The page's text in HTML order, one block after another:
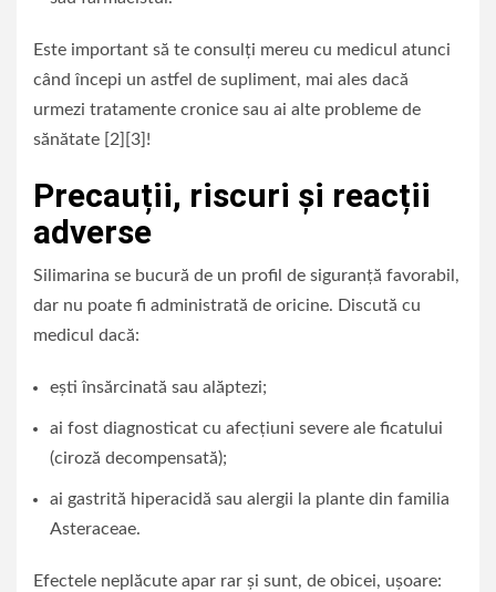
Este important să te consulți mereu cu medicul atunci
când începi un astfel de supliment, mai ales dacă
urmezi tratamente cronice sau ai alte probleme de
sănătate [2][3]!
Precauții, riscuri și reacții
adverse
Silimarina se bucură de un profil de siguranță favorabil,
dar nu poate fi administrată de oricine. Discută cu
medicul dacă:
ești însărcinată sau alăptezi;
ai fost diagnosticat cu afecțiuni severe ale ficatului
(ciroză decompensată);
ai gastrită hiperacidă sau alergii la plante din familia
Asteraceae.
Efectele neplăcute apar rar și sunt, de obicei, ușoare: